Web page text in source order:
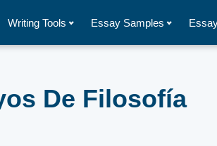
Writing Tools Essay Samples
De Filosofía